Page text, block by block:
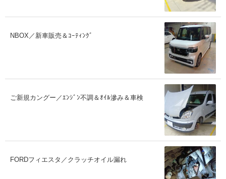
NBOX／新車販売＆ｺｰﾃｨﾝｸﾞ
ご新規カングー／ｴﾝｼﾞﾝ不調＆ｵｲﾙ滲み＆車検
FORDフィエスタ／クラッチオイル漏れ